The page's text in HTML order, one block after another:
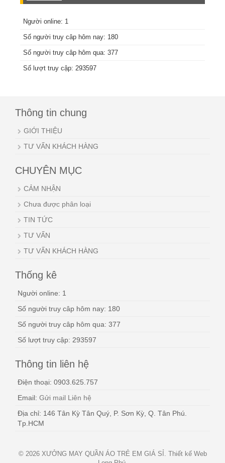
Người online: 1
Số người truy câp hôm nay: 180
Số người truy câp hôm qua: 377
Số lượt truy cập: 293597
Thông tin chung
GIỚI THIỆU
TƯ VẤN KHÁCH HÀNG
CHUYÊN MỤC
CẢM NHẬN
Chưa được phân loại
TIN TỨC
TƯ VẤN
TƯ VẤN KHÁCH HÀNG
Thống kê
Người online: 1
Số người truy câp hôm nay: 180
Số người truy câp hôm qua: 377
Số lượt truy cập: 293597
Thông tin liên hệ
Điện thoại: 0903.625.757
Email: Gửi mail Liên hệ
Địa chỉ: 146 Tân Kỳ Tân Quý, P. Sơn Kỳ, Q. Tân Phú.
Tp.HCM
© 2026 XƯỞNG MAY QUẦN ÁO TRẺ EM GIÁ SỈ. Thiết kế Web